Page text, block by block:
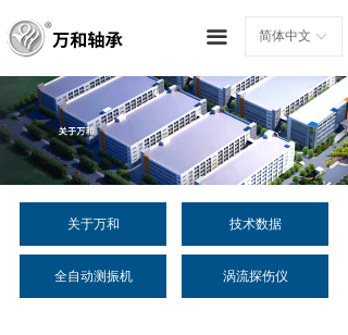
ꀅ
简体中文
끀
关于万和 技术数据
全自动测振机 涡流探伤仪